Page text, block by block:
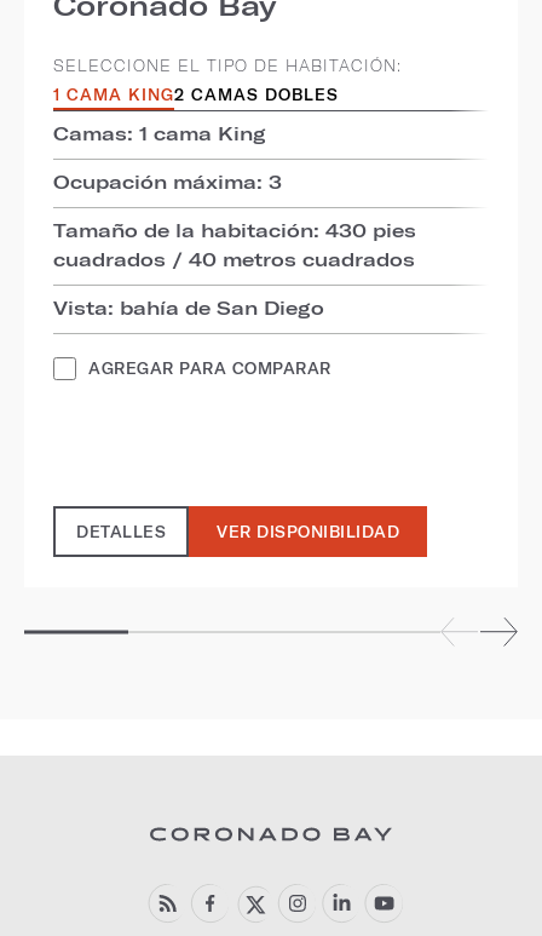
SELECCIONE EL TIPO DE HABITACIÓN:
1 CAMA KING2 CAMAS DOBLES
Camas: 1 cama King
Ocupación máxima: 3
Tamaño de la habitación: 430 pies
cuadrados / 40 metros cuadrados
Vista: bahía de San Diego
AGREGAR PARA COMPARAR
DETALLES VER DISPONIBILIDAD